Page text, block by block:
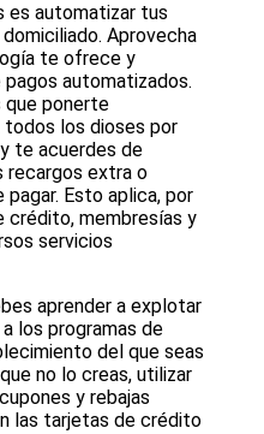
es automatizar tus
Aprovecha
te ofrece y
automatizados.
que ponerte
los dioses por
te acuerdes de
recargos extra o
Esto aplica, por
crédito, membresías y
servicios
aprender a explotar
los programas de
del que seas
no lo creas, utilizar
y rebajas
las tarjetas de crédito